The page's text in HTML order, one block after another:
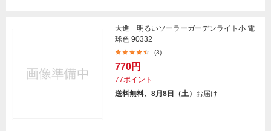
大進 明るいソーラーガーデンライト小 電
球色 90332
(3)
770円
77ポイント
送料無料、8月8日（土） お届け